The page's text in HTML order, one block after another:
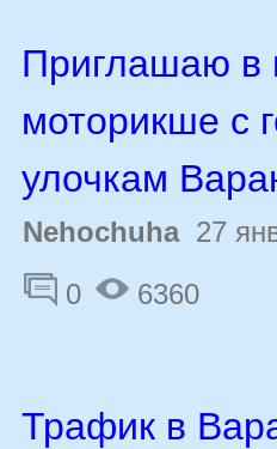
Приглашаю в
моторикше с
улочкам
Nehochuha27
0
6360
Трафик в